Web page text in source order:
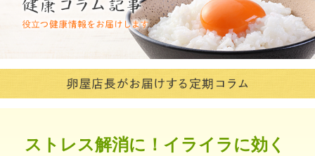
ストレス解消に！イライラに効く